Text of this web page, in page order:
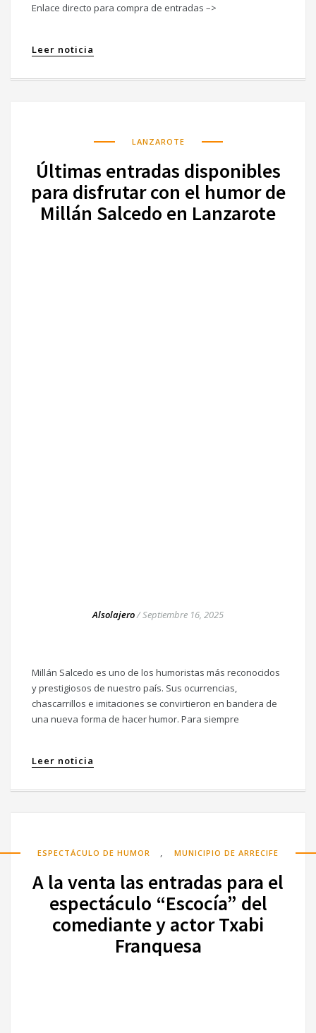
Enlace directo para compra de entradas –>
Leer noticia
LANZAROTE
Últimas entradas disponibles
para disfrutar con el humor de
Millán Salcedo en Lanzarote
Alsolajero/Septiembre 16, 2025
Millán Salcedo es uno de los humoristas más reconocidos
y prestigiosos de nuestro país. Sus ocurrencias,
chascarrillos e imitaciones se convirtieron en bandera de
una nueva forma de hacer humor. Para siempre
Leer noticia
ESPECTÁCULO DE HUMOR , MUNICIPIO DE ARRECIFE
A la venta las entradas para el
espectáculo “Escocía” del
comediante y actor Txabi
Franquesa